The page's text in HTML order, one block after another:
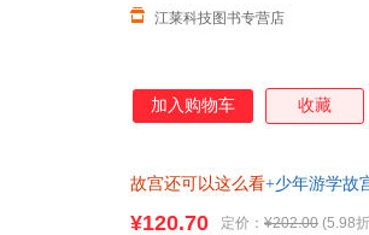
江莱科技图书专营店
加入购物车 收藏
故宫还可以这么看+少年游学故
¥120.70 定价： ¥202.00 (5.98